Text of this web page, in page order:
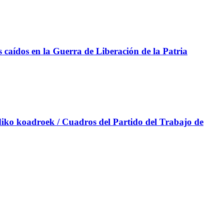
en la Guerra de Liberación de la Patria
koadroek / Cuadros del Partido del Trabajo de